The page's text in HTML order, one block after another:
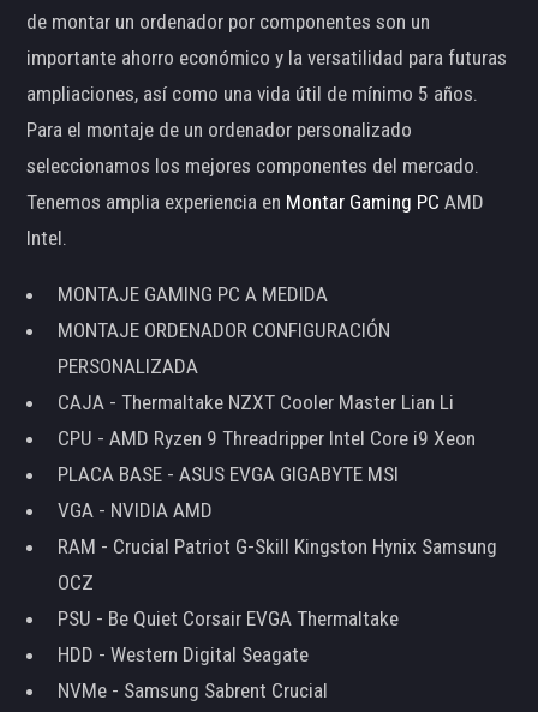
de montar un ordenador por componentes son un
importante ahorro económico y la versatilidad para futuras
ampliaciones, así como una vida útil de mínimo 5 años.
Para el montaje de un ordenador personalizado
seleccionamos los mejores componentes del mercado.
Tenemos amplia experiencia en Montar Gaming PC AMD
Intel.
MONTAJE GAMING PC A MEDIDA
MONTAJE ORDENADOR CONFIGURACIÓN
PERSONALIZADA
CAJA - Thermaltake NZXT Cooler Master Lian Li
CPU - AMD Ryzen 9 Threadripper Intel Core i9 Xeon
PLACA BASE - ASUS EVGA GIGABYTE MSI
VGA - NVIDIA AMD
RAM - Crucial Patriot G-Skill Kingston Hynix Samsung
OCZ
PSU - Be Quiet Corsair EVGA Thermaltake
HDD - Western Digital Seagate
NVMe - Samsung Sabrent Crucial